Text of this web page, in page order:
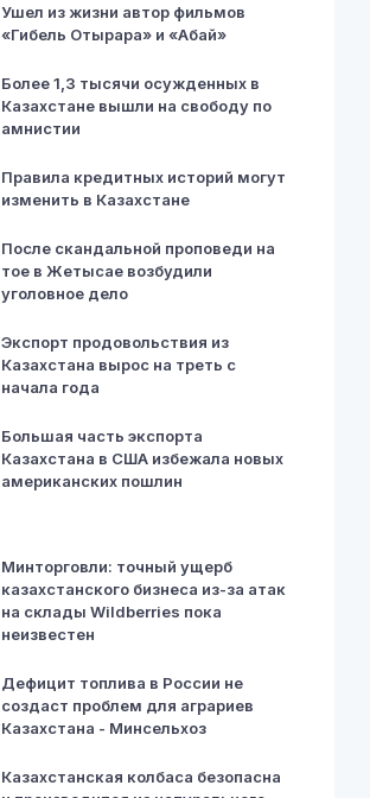
Ушел из жизни автор фильмов
«Гибель Отырара» и «Абай»
Более 1,3 тысячи осужденных в
Казахстане вышли на свободу по
амнистии
Правила кредитных историй могут
изменить в Казахстане
После скандальной проповеди на
тое в Жетысае возбудили
уголовное дело
Экспорт продовольствия из
Казахстана вырос на треть с
начала года
Большая часть экспорта
Казахстана в США избежала новых
американских пошлин
Минторговли: точный ущерб
казахстанского бизнеса из-за атак
на склады Wildberries пока
неизвестен
Дефицит топлива в России не
создаст проблем для аграриев
Казахстана - Минсельхоз
Казахстанская колбаса безопасна